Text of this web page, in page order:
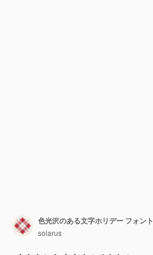
色光沢のある文字ホリデー フォント
solarus